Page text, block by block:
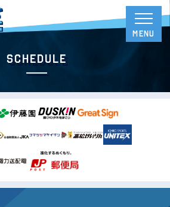
Schedule